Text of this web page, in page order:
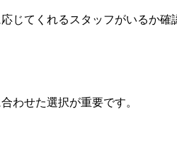
てくれるスタッフがいるか
わせた選択が重要です。